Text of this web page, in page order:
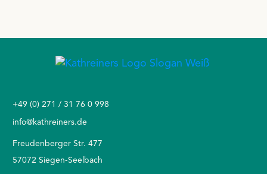
+49 (0) 271 / 31 76 0 998
info@kathreiners.de
Freudenberger Str. 477
57072 Siegen-Seelbach